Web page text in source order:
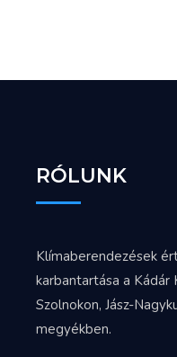
RÓLUNK
Klímaberendezések
karbantartása a
Szolnokon, Jász-
megyékben.